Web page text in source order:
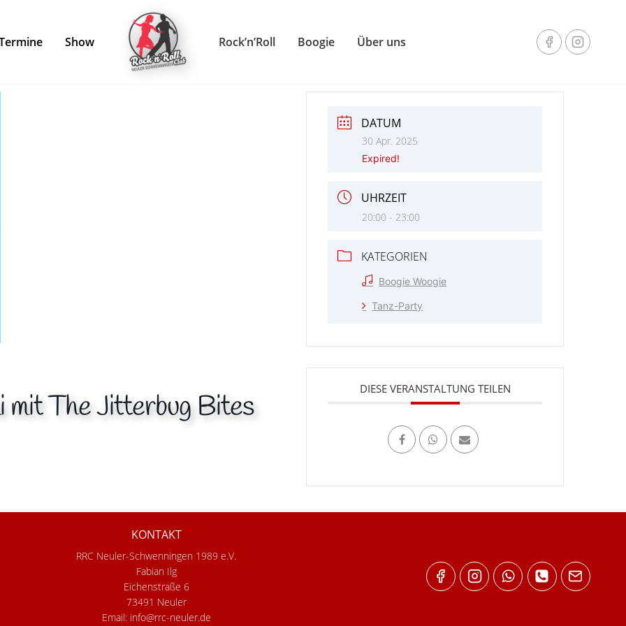
Show Rock’n’Roll Boogie Über uns
mit The Jitterbug Bites
DATUM
30 Apr. 2025
Expired!
UHRZEIT
20:00 - 23:00
KATEGORIEN
Boogie Woogie
Tanz-Party
DIESE VERANSTALTUNG TEILEN
KONTAKT
RRC Neuler-Schwenningen 1989 e.V.
Fabian Ilg
Eichenstraße 6
73491 Neuler
Email: info@rrc-neuler.de